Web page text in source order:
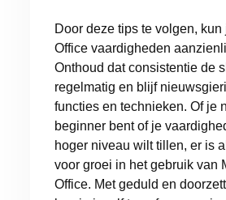
Door deze tips te volgen,
Office vaardigheden
Onthoud dat consistentie de
regelmatig en blijf
functies en technieken. Of je
beginner bent of je
hoger niveau wilt tillen, er is
voor groei in het gebruik van
Office. Met geduld en